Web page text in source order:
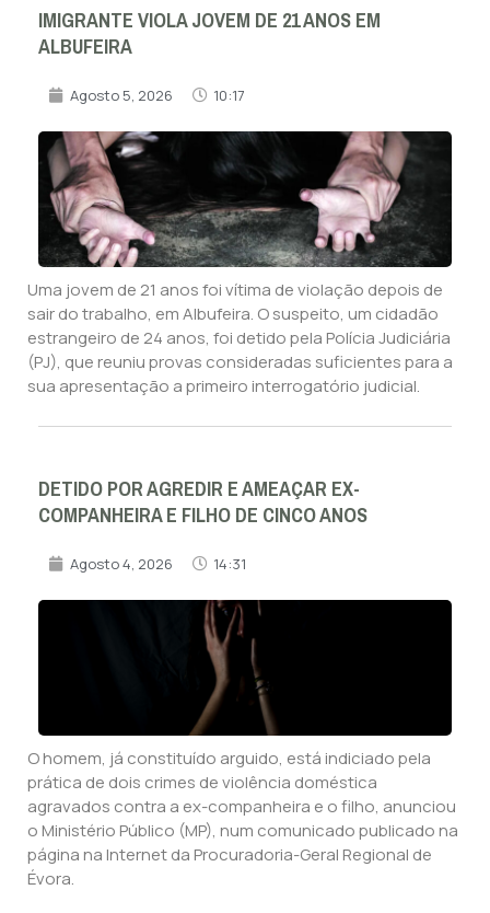
IMIGRANTE VIOLA JOVEM DE 21 ANOS EM
ALBUFEIRA
Agosto 5, 2026 10:17
Uma jovem de 21 anos foi vítima de violação depois de
sair do trabalho, em Albufeira. O suspeito, um cidadão
estrangeiro de 24 anos, foi detido pela Polícia Judiciária
(PJ), que reuniu provas consideradas suficientes para a
sua apresentação a primeiro interrogatório judicial.
DETIDO POR AGREDIR E AMEAÇAR EX-
COMPANHEIRA E FILHO DE CINCO ANOS
Agosto 4, 2026 14:31
O homem, já constituído arguido, está indiciado pela
prática de dois crimes de violência doméstica
agravados contra a ex-companheira e o filho, anunciou
o Ministério Público (MP), num comunicado publicado na
página na Internet da Procuradoria-Geral Regional de
Évora.